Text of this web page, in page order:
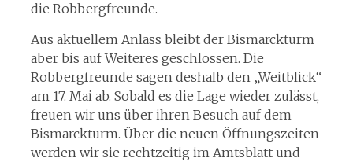
die Robbergfreunde.
Aus aktuellem Anlass bleibt der Bismarckturm
aber bis auf Weiteres geschlossen. Die
Robbergfreunde sagen deshalb den „Weitblick“
am 17. Mai ab. Sobald es die Lage wieder zulässt,
freuen wir uns über ihren Besuch auf dem
Bismarckturm. Über die neuen Öffnungszeiten
werden wir sie rechtzeitig im Amtsblatt und